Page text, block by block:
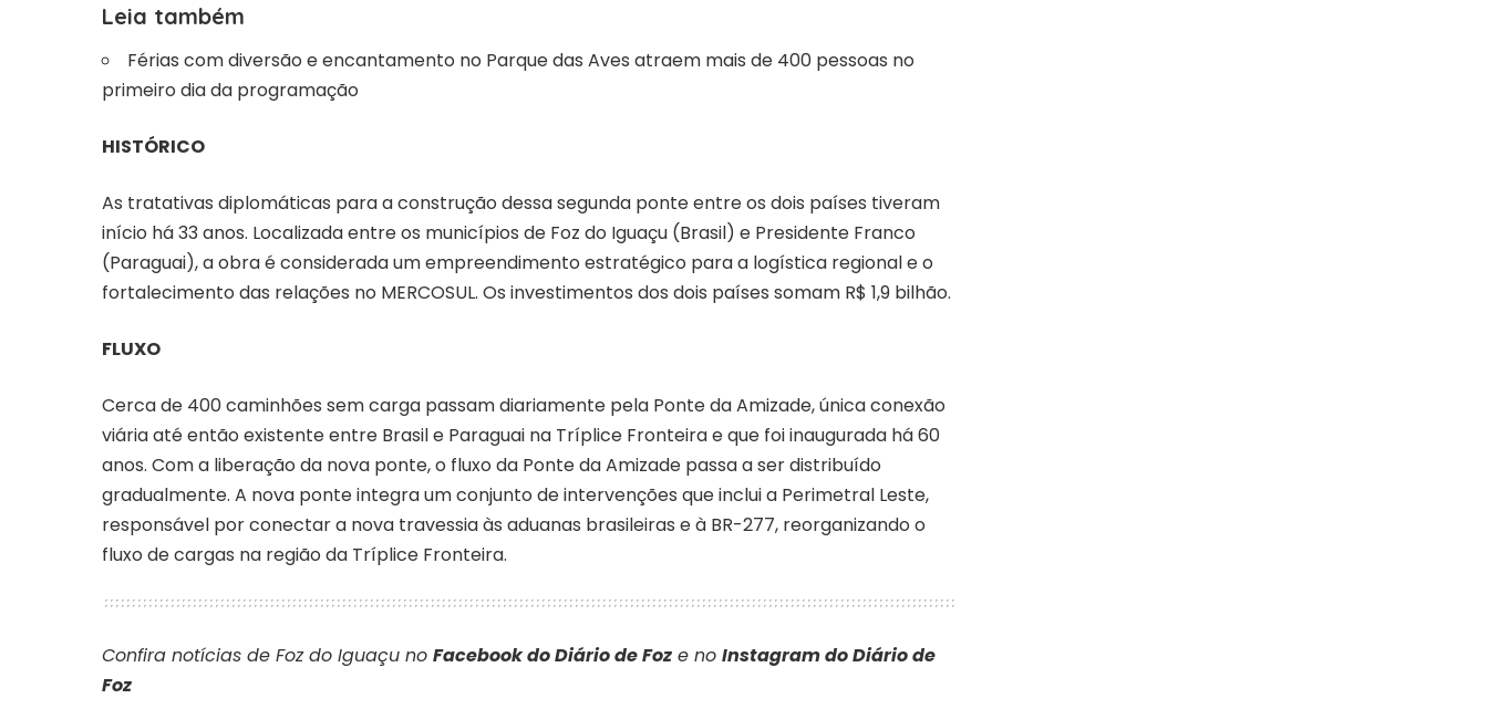
Leia também
Férias com diversão e encantamento no Parque das Aves atraem mais de 400 pessoas no
primeiro dia da programação
HISTÓRICO
As tratativas diplomáticas para a construção dessa segunda ponte entre os dois países tiveram
início há 33 anos. Localizada entre os municípios de Foz do Iguaçu (Brasil) e Presidente Franco
(Paraguai), a obra é considerada um empreendimento estratégico para a logística regional e o
fortalecimento das relações no MERCOSUL. Os investimentos dos dois países somam R$ 1,9 bilhão.
FLUXO
Cerca de 400 caminhões sem carga passam diariamente pela Ponte da Amizade, única conexão
viária até então existente entre Brasil e Paraguai na Tríplice Fronteira e que foi inaugurada há 60
anos. Com a liberação da nova ponte, o fluxo da Ponte da Amizade passa a ser distribuído
gradualmente. A nova ponte integra um conjunto de intervenções que inclui a Perimetral Leste,
responsável por conectar a nova travessia às aduanas brasileiras e à BR-277, reorganizando o
fluxo de cargas na região da Tríplice Fronteira.
Confira notícias de Foz do Iguaçu no Facebook do Diário de Foz e no Instagram do Diário de
Foz